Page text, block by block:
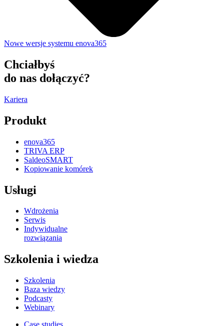
Nowe wersje systemu enova365
Chciałbyś
do nas dołączyć?
Kariera
Produkt
enova365
TRIVA ERP
SaldeoSMART
Kopiowanie komórek
Usługi
Wdrożenia
Serwis
Indywidualne
rozwiązania
Szkolenia i wiedza
Szkolenia
Baza wiedzy
Podcasty
Webinary